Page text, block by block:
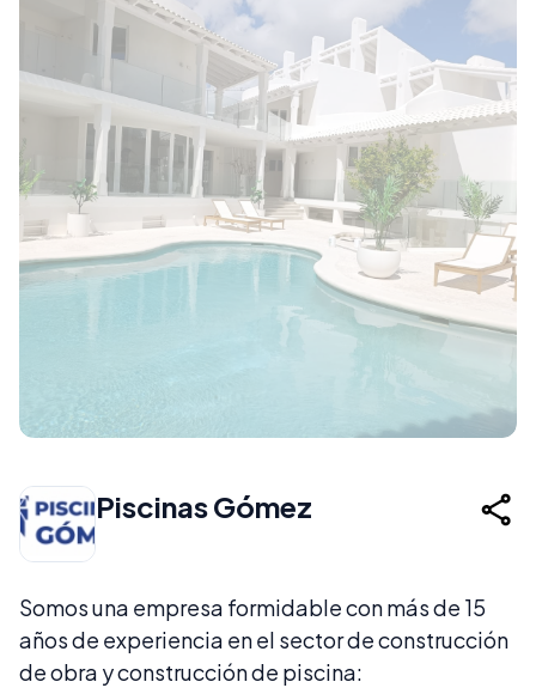
Piscinas Gómez
Somos una empresa formidable con más de 15
años de experiencia en el sector de construcción
de obra y construcción de piscina: